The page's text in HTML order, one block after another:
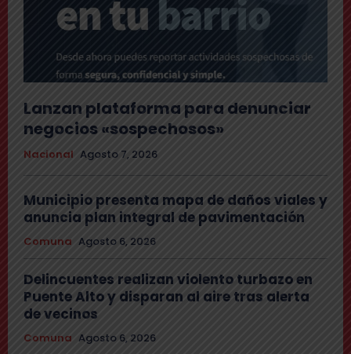
Lanzan plataforma para denunciar
negocios «sospechosos»
Nacional Agosto 7, 2026
Municipio presenta mapa de daños viales y
anuncia plan integral de pavimentación
Comuna Agosto 6, 2026
Delincuentes realizan violento turbazo en
Puente Alto y disparan al aire tras alerta
de vecinos
Comuna Agosto 6, 2026